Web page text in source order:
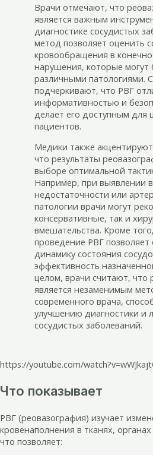
Врачи отмечают, что
является важным
диагностике сосудистых
метод позволяет оценить
кровообращения в
нарушения, которые могут
различными патологиями.
подчеркивают, что РВГ
информативностью и
делает его доступным для
пациентов.
Медики также
что результаты
выборе оптимальной
Например, при выявлении
недостаточности или
патологии врачи могут
консервативные, так и
вмешательства. Кроме
проведение РВГ позволяет
динамику состояния
эффективность
целом, врачи считают, что
является незаменимым
современного врача,
улучшению диагностики и
сосудистых заболеваний.
https://youtube.com/
Что показывает
РВГ (реовазография) изучает
кровенаполнения в тканях,
что позволяет: